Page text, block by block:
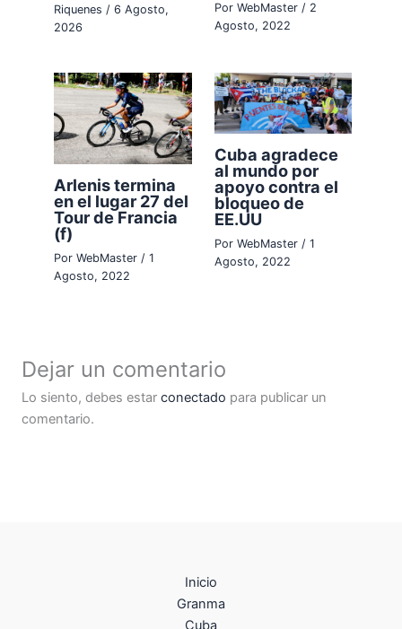
Riquenes/6 Agosto,
2026
Por WebMaster / 2
Agosto, 2022
Arlenis termina
en el lugar 27 del
Tour de Francia
(f)
PorWebMaster/1
Agosto, 2022
Cuba agradece
al mundo por
apoyo contra el
bloqueo de
EE.UU
Por WebMaster / 1
Agosto, 2022
Dejar un comentario
Lo siento, debes estar conectado para publicar un
comentario.
Inicio
Granma
Cuba